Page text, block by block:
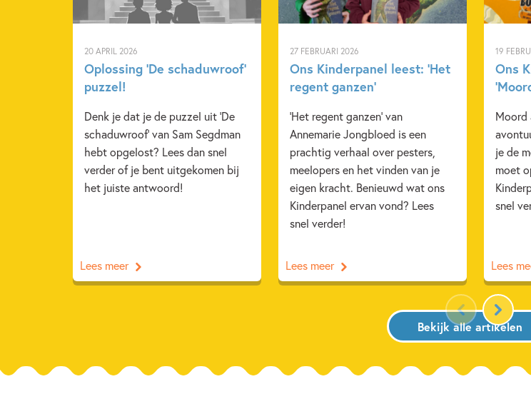
20 APRIL 2026
Oplossing ‘De schaduwroof’
puzzel!
Denk je dat je de puzzel uit 'De
schaduwroof' van Sam Segdman
hebt opgelost? Lees dan snel
verder of je bent uitgekomen bij
het juiste antwoord!
Lees meer
27 FEBRUARI 2026
Ons Kinderpanel leest: ‘Het
regent ganzen’
'Het regent ganzen' van
Annemarie Jongbloed is een
prachtig verhaal over pesters,
meelopers en het vinden van je
eigen kracht. Benieuwd wat ons
Kinderpanel ervan vond? Lees
snel verder!
Lees meer
19
Ons
Moord
je de
moet
snel
Lees
Bekijk alle artikelen